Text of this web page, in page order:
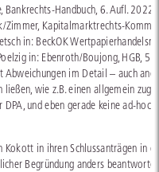
Handbuch, 6. Aufl. 2022,
Zimmer, Kapitalmarktrechts-
in: BeckOK
in: Ebenroth/Boujong, HGB, 5.
im Detail – auch
wie z.B. einen allgemein
und eben gerade keine ad-hoc-
in ihren Schlussanträgen in
Begründung anders beantwortet